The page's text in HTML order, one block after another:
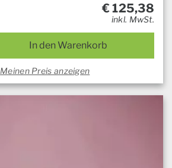
€125,38
inkl. MwSt.
In den Warenkorb
Meinen Preis anzeigen